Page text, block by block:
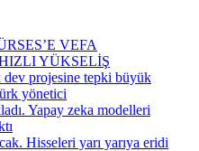
VEFA
YÜKSELİŞ
dev projesine tepki büyük
yönetici
Yapay zeka modelleri
Hisseleri yarı yarıya eridi